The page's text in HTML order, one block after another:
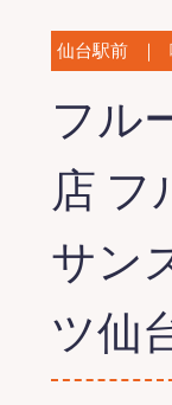
仙台駅前 ｜
フル
店 フ
サン
ツ仙